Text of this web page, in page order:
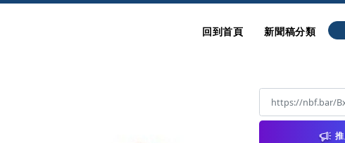
回到首頁 新聞稿分類